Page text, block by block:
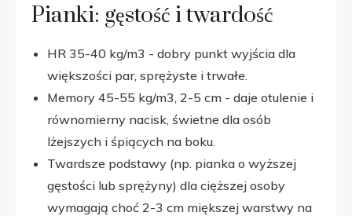
Pianki: gęstość i twardość
HR 35-40 kg/m3 - dobry punkt wyjścia dla
większości par, sprężyste i trwałe.
Memory 45-55 kg/m3, 2-5 cm - daje otulenie i
równomierny nacisk, świetne dla osób
lżejszych i śpiących na boku.
Twardsze podstawy (np. pianka o wyższej
gęstości lub sprężyny) dla cięższej osoby
wymagają choć 2-3 cm miększej warstwy na